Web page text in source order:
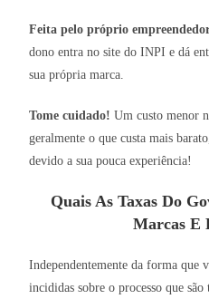
Feita pelo próprio
dono entra no site do INPI e dá
sua própria marca.
Tome cuidado! Um custo menor
geralmente o que custa mais
devido a sua pouca experiência!
Quais As Taxas Do
Marcas E
Independentemente da forma que
incididas sobre o processo que